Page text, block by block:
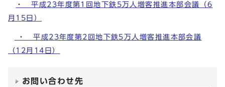
・ 平成23年度第1回地下鉄5万人増客推進本部会議（6
月15日）
・ 平成23年度第2回地下鉄5万人増客推進本部会議
（12月14日）
お問い合わせ先